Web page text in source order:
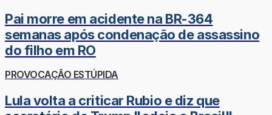
Pai morre em acidente na BR-364
semanas após condenação de assassino
do filho em RO
PROVOCAÇÃO ESTÚPIDA
Lula volta a criticar Rubio e diz que